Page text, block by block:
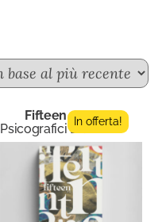
Fifteen n.3
Psicografici Editore
In offerta!